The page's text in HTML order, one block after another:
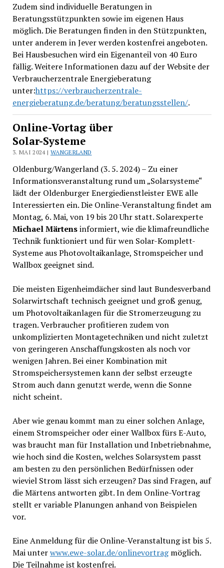
Zudem sind individuelle Beratungen in
Beratungsstützpunkten sowie im eigenen Haus
möglich. Die Beratungen finden in den Stützpunkten,
unter anderem in Jever werden kostenfrei angeboten.
Bei Hausbesuchen wird ein Eigenanteil von 40 Euro
fällig. Weitere Informationen dazu auf der Website der
Verbraucherzentrale Energieberatung
unter:https://verbraucherzentrale-
energieberatung.de/beratung/beratungsstellen/.
Online-Vortag über
Solar-Systeme
3. MAI 2024 | WANGERLAND
Oldenburg/Wangerland (3. 5. 2024) – Zu einer
Informationsveranstaltung rund um „Solarsysteme“
lädt der Oldenburger Energiedienstleister EWE alle
Interessierten ein. Die Online-Veranstaltung findet am
Montag, 6. Mai, von 19 bis 20 Uhr statt. Solarexperte
Michael Märtensinformiert, wie die klimafreundliche
Technik funktioniert und für wen Solar-Komplett-
Systeme aus Photovoltaikanlage, Stromspeicher und
Wallbox geeignet sind.
Die meisten Eigenheimdächer sind laut Bundesverband
Solarwirtschaft technisch geeignet und groß genug,
um Photovoltaikanlagen für die Stromerzeugung zu
tragen. Verbraucher profitieren zudem von
unkomplizierten Montagetechniken und nicht zuletzt
von geringeren Anschaffungskosten als noch vor
wenigen Jahren. Bei einer Kombination mit
Stromspeichersystemen kann der selbst erzeugte
Strom auch dann genutzt werde, wenn die Sonne
nicht scheint.
Aber wie genau kommt man zu einer solchen Anlage,
einem Stromspeicher oder einer Wallbox fürs E-Auto,
was braucht man für Installation und Inbetriebnahme,
wie hoch sind die Kosten, welches Solarsystem passt
am besten zu den persönlichen Bedürfnissen oder
wieviel Strom lässt sich erzeugen? Das sind Fragen, auf
die Märtens antworten gibt. In dem Online-Vortrag
stellt er variable Planungen anhand von Beispielen
vor.
Eine Anmeldung für die Online-Veranstaltung ist bis 5.
Mai unterwww.ewe-solar.de/onlinevortragmöglich.
Die Teilnahme ist kostenfrei.